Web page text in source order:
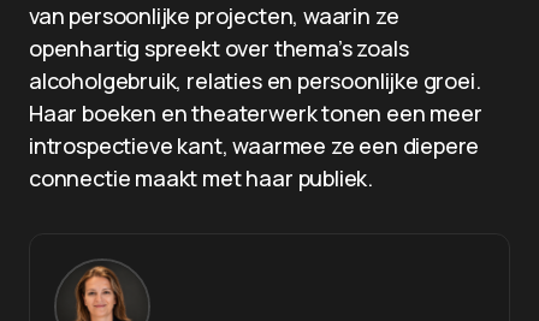
van persoonlijke projecten, waarin ze
openhartig spreekt over thema’s zoals
alcoholgebruik, relaties en persoonlijke groei.
Haar boeken en theaterwerk tonen een meer
introspectieve kant, waarmee ze een diepere
connectie maakt met haar publiek.